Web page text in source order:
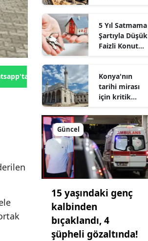
Gönder
5 Yıl Satmama
Şartıyla Düşük
Faizli Konut
Konya'nın
tarihi mirası
için kritik
durum
açıklandı
Güncel
15 yaşındaki genç
kalbinden
bıçaklandı, 4
şüpheli gözaltında!